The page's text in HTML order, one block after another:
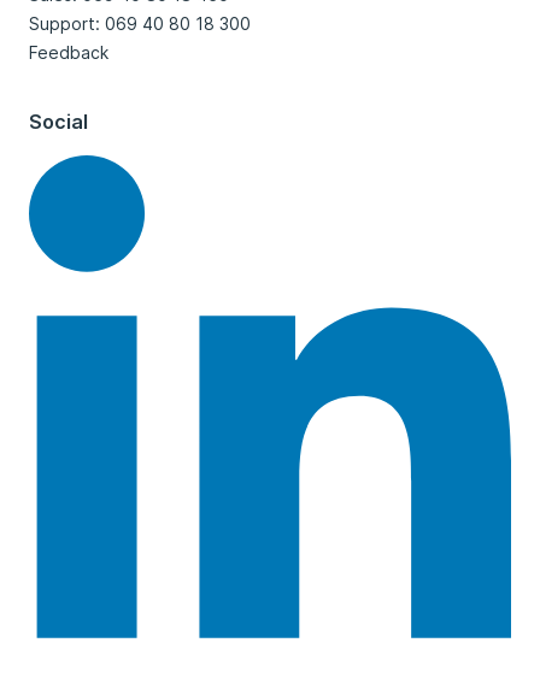
Support: 069 40 80 18 300
Feedback
Social